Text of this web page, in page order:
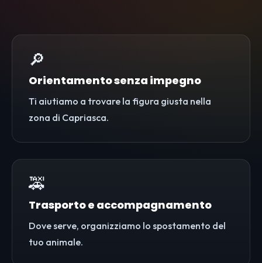
🔎
Orientamento senza impegno
Ti aiutiamo a trovare la figura giusta nella
zona di Capriasca.
🚕
Trasporto e accompagnamento
Dove serve, organizziamo lo spostamento del
tuo animale.